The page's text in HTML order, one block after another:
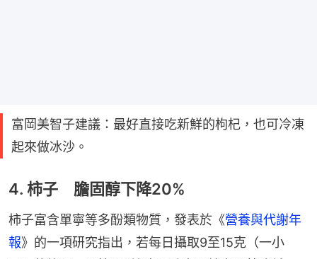
富岡美智子建議：最好直接吃新鮮的枸杞，也可冷凍
起來做冰沙。
4. 柿子 膽固醇下降20%
柿子富含單寧等多酚類物質，發表於《營養與代謝年
報》的一項研究指出，若每日攝取9至15克（一小